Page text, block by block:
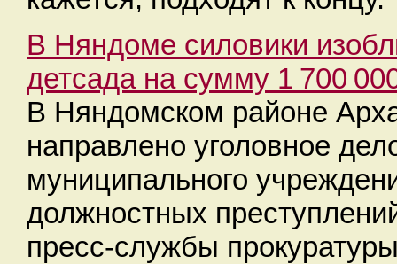
В Няндоме силовики
детсада на сумму 1 700
В Няндомском районе
направлено уголовное
муниципального
должностных
пресс-службы